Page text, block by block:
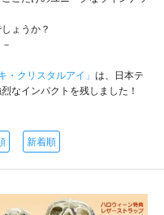
ょうか？
・クリスタルアイ」 は、日本テ
なインパクトを残しました！
新着順